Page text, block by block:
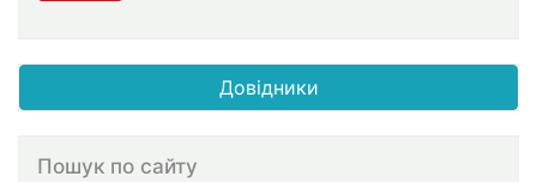
Довідники
Пошук по сайту